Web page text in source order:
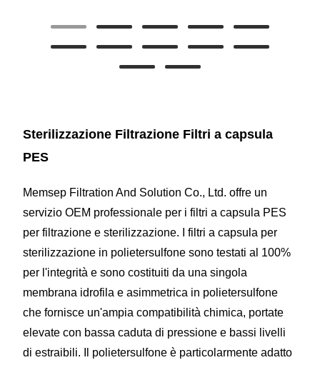
Sterilizzazione Filtrazione Filtri a capsula
PES
Memsep Filtration And Solution Co., Ltd. offre un
servizio OEM professionale per i filtri a capsula PES
per filtrazione e sterilizzazione. I filtri a capsula per
sterilizzazione in polietersulfone sono testati al 100%
per l'integrità e sono costituiti da una singola
membrana idrofila e asimmetrica in polietersulfone
che fornisce un'ampia compatibilità chimica, portate
elevate con bassa caduta di pressione e bassi livelli
di estraibili. Il polietersulfone è particolarmente adatto